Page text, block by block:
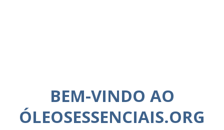
BEM-VINDO AO
ÓLEOSESSENCIAIS.ORG